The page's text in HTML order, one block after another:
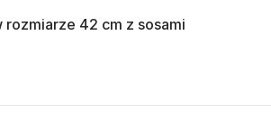
rozmiarze 42 cm z sosami